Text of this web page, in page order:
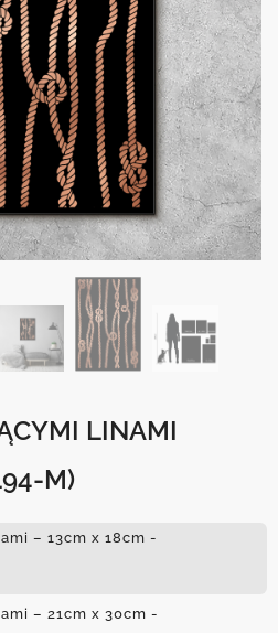
LINAMI
M)
– 13cm x 18cm -
– 21cm x 30cm -